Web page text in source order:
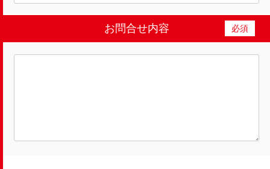
お問合せ内容 必須